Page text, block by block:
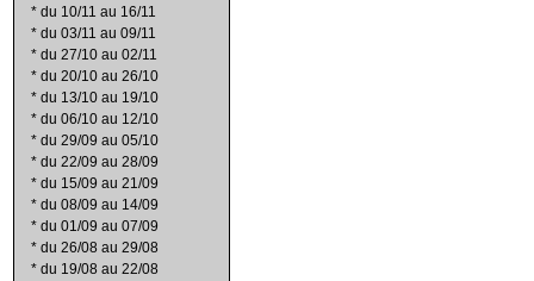
* du 10/11 au 16/11
* du 03/11 au 09/11
* du 27/10 au 02/11
* du 20/10 au 26/10
* du 13/10 au 19/10
* du 06/10 au 12/10
* du 29/09 au 05/10
* du 22/09 au 28/09
* du 15/09 au 21/09
* du 08/09 au 14/09
* du 01/09 au 07/09
* du 26/08 au 29/08
* du 19/08 au 22/08